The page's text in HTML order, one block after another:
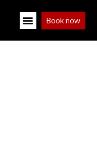
Book now